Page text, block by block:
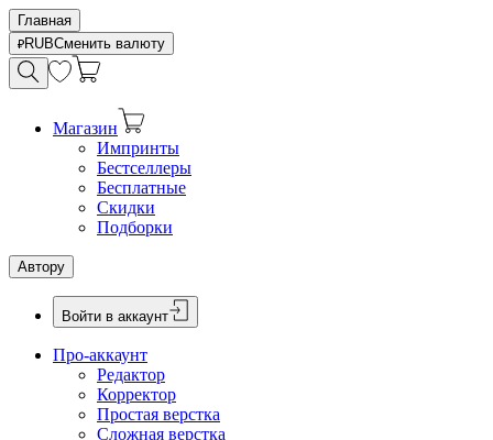
Главная
RUBСменить валюту
Магазин
Импринты
Бестселлеры
Бесплатные
Скидки
Подборки
Автору
Войти в аккаунт
Про-аккаунт
Редактор
Корректор
Простая верстка
Сложная верстка